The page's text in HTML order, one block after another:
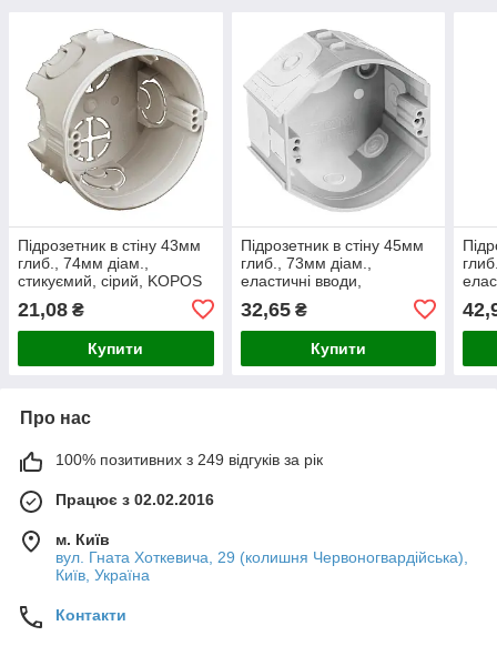
Підрозетник в стіну 43мм
глиб., 74мм діам.,
стикуємий, сірий, KOPOS
21,08 ₴
Купити
Підрозетник в стіну 45мм
глиб., 73мм діам.,
еластичні вводи,
стикуємий, сірий, KOPOS
32,65₴
Купити
Про нас
100% позитивних з 249 відгуків за рік
Працює з 02.02.2016
м. Київ
вул. Гната Хоткевича, 29 (колишня Червоногвардійська),
Київ, Україна
Контакти